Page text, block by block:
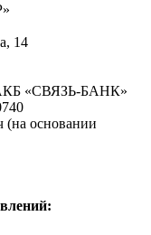
14
«СВЯЗЬ-БАНК»
основании